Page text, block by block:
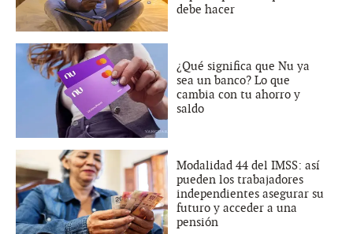
debe hacer
¿Qué significa que Nu ya
sea un banco? Lo que
cambia con tu ahorro y
saldo
Modalidad 44 del IMSS: así
pueden los trabajadores
independientes asegurar su
futuro y acceder a una
pensión